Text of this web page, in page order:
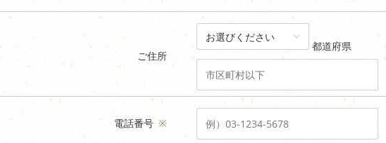
ご住所
都道府県
電話番号 ※